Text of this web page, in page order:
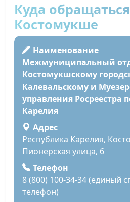
Куда
Костомукше
Наименование
Межмуниципальный
Костомукшскому
Калевальскому и
управления Росреестра
Карелия
Адрес
Республика Карелия,
Пионерская улица, 6
Телефон
8 (800) 100-34-34 (единый
телефон)